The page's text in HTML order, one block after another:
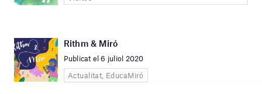
Rithm & Miró
Publicat el 6 juliol 2020
Actualitat, EducaMiró